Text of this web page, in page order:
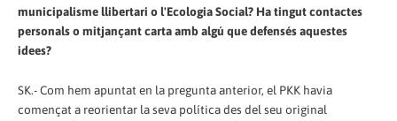
municipalisme llibertari o l'Ecologia Social? Ha tingut contactes
personals o mitjançant carta amb algú que defensés aquestes
idees?
SK.- Com hem apuntat en la pregunta anterior, el PKK havia
començat a reorientar la seva política des del seu original